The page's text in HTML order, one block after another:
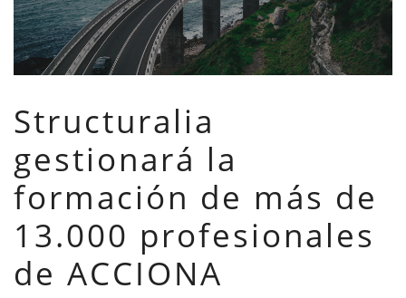
Structuralia
gestionará la
formación de más de
13.000 profesionales
de ACCIONA